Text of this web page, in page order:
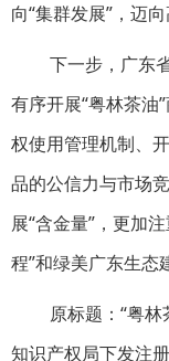
向“集群发展”，迈
下一步，广东
有序开展“粤林茶油
权使用管理机制、
品的公信力与市场
展“含金量”，更加
程”和绿美广东生态
原标题：“粤
知识产权局下发注